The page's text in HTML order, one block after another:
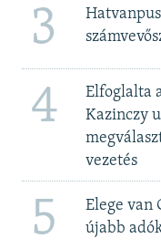
3
4
Elfoglalta
Kazinczy
vezetés
5
Elege van
újabb